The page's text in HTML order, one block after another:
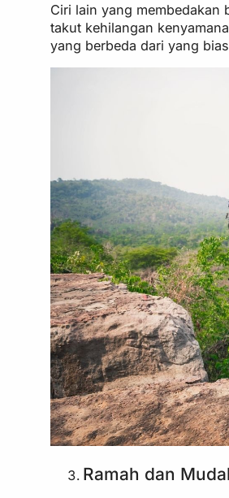
Ciri lain yang membedakan
takut kehilangan
yang berbeda dari yang
Ramah dan